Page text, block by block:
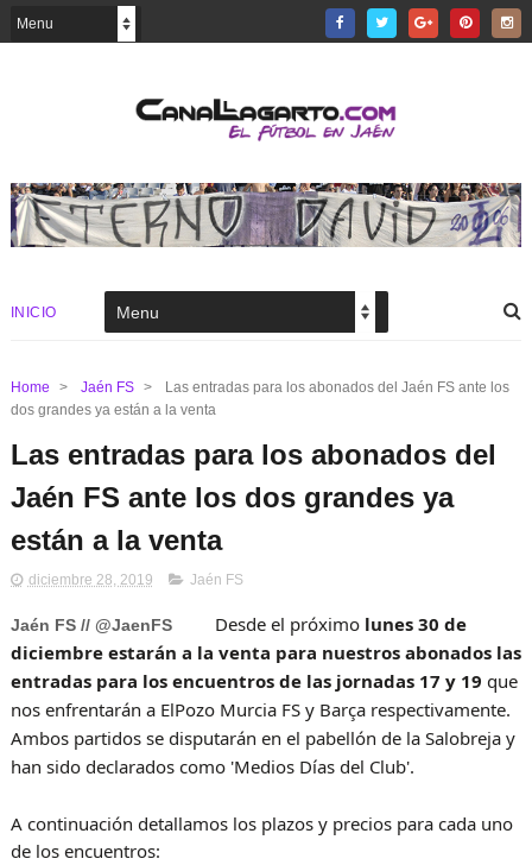
INICIO
Home > Jaén FS >
Las entradas para los abonados del Jaén FS ante los
dos grandes ya están a la venta
Las entradas para los abonados del
Jaén FS ante los dos grandes ya
están a la venta
diciembre 28, 2019 Jaén FS
Jaén FS // @JaenFS Desde el próximo lunes 30 de
diciembre estarán a la venta para nuestros abonados las
entradas para los encuentros de las jornadas 17 y 19 que
nos enfrentarán a ElPozo Murcia FS y Barça respectivamente.
Ambos partidos se disputarán en el pabellón de la Salobreja y
han sido declarados como 'Medios Días del Club'.
A continuación detallamos los plazos y precios para cada uno
de los encuentros: